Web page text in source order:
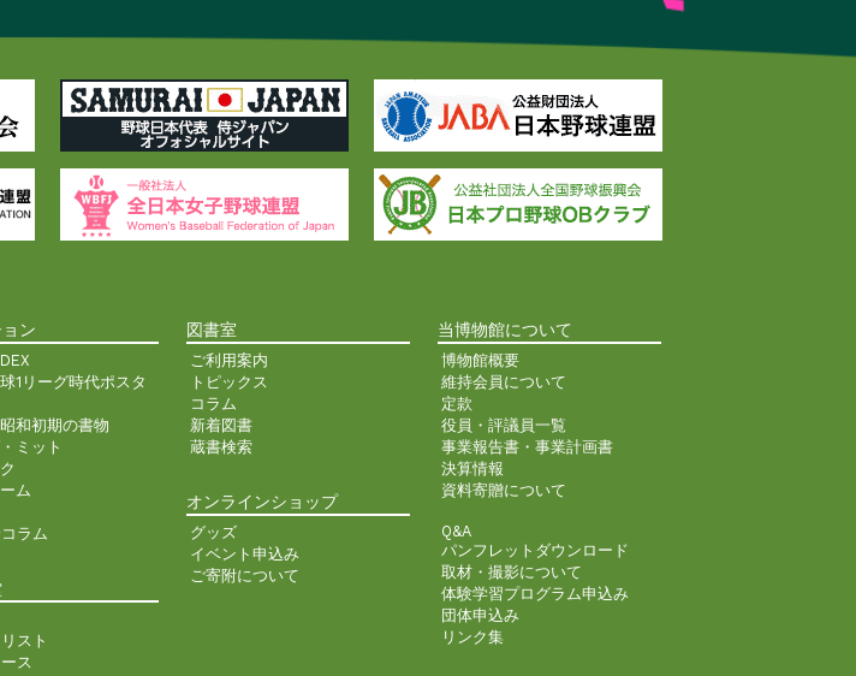
ン
1リーグ時代ポスタ
和初期の書物
ミット
ム
ラム
スト
ス
図書室
ご利用案内
トピックス
コラム
新着図書
蔵書検索
オンラインショップ
グッズ
イベント申込み
ご寄附について
当博物館について
博物館概要
維持会員について
定款
役員・評議員一覧
事業報告書・事業計画書
決算情報
資料寄贈について
Q&A
パンフレットダウンロード
取材・撮影について
体験学習プログラム申込み
団体申込み
リンク集